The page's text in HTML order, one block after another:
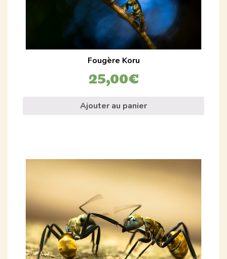
Fougère Koru
25,00€
Ajouter au panier